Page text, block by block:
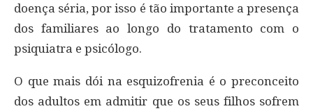
doença séria, por isso é tão importante a presença
dos familiares ao longo do tratamento com o
psiquiatra e psicólogo.
O que mais dói na esquizofrenia é o preconceito
dos adultos em admitir que os seus filhos sofrem